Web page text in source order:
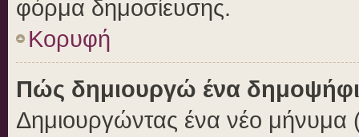
φόρμα δημοσίευσης.
Κορυφή
Πώς δημιουργώ ένα
Δημιουργώντας ένα νέο μήνυμα